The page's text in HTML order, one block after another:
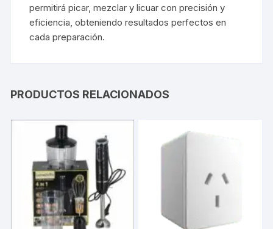
permitirá picar, mezclar y licuar con precisión y
eficiencia, obteniendo resultados perfectos en
cada preparación.
PRODUCTOS RELACIONADOS